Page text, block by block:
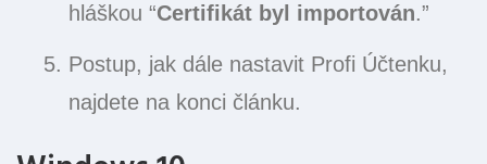
hláškou “Certifikát byl importován.”
Postup, jak dále nastavit Profi Účtenku,
najdete na konci článku.